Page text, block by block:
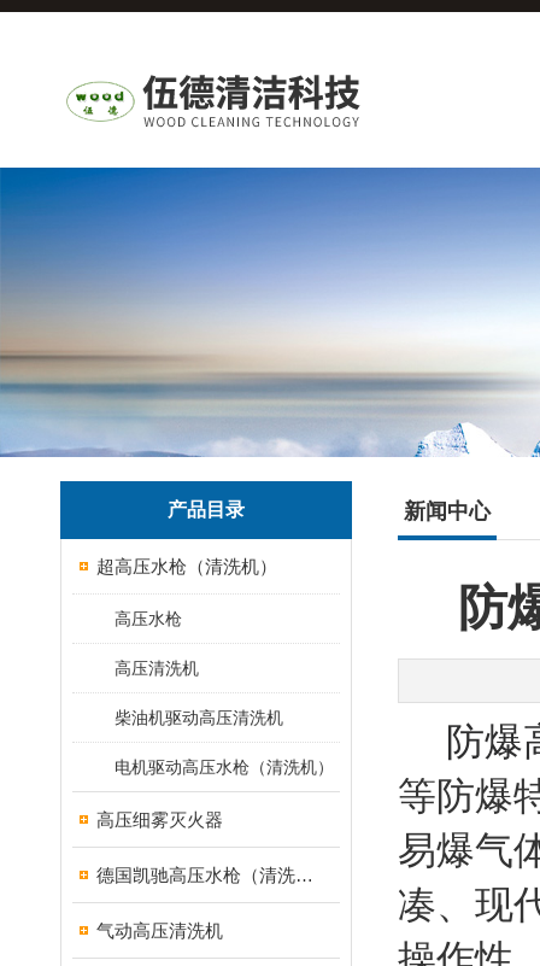
产品目录
超高压水枪（清洗机）
高压水枪
高压清洗机
柴油机驱动高压清洗机
电机驱动高压水枪（清洗机）
高压细雾灭火器
德国凯驰高压水枪（清洗机）
气动高压清洗机
新闻中心
防
防爆
等防爆
易爆气
凑、现